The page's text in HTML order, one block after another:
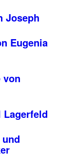
Joseph
Eugenia
von
Lagerfeld